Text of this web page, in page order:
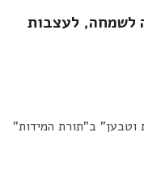
לשמחה, לעצבות
וטבען" ב"תורת המידות"